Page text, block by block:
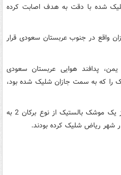
شده با دقت به هدف اصابت کرده
واقع در جنوب عربستان سعودی قرار
پدافند هوایی عربستان سعودی
که به سمت جازان شلیک شده بود،
نیروهای ارتش یمن این هفته نیز یک موشک بالستیک از نوع برکان 2 به
شهر ریاض شلیک کرده بودند.